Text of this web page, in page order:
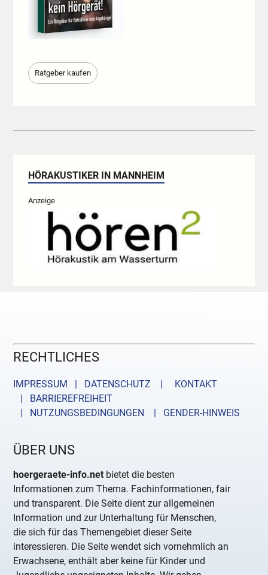
Ratgeber kaufen
HÖRAKUSTIKER IN MANNHEIM
Anzeige
RECHTLICHES
IMPRESSUM | DATENSCHUTZ |
KONTAKT
| BARRIEREFREIHEIT
| NUTZUNGSBEDINGUNGEN
| GENDER-HINWEIS
ÜBER UNS
hoergeraete-info.net bietet die besten
Informationen zum Thema. Fachinformationen, fair
und transparent. Die Seite dient zur allgemeinen
Information und zur Unterhaltung für Menschen,
die sich für das Themengebiet dieser Seite
interessieren. Die Seite wendet sich vornehmlich an
Erwachsene, enthält aber keine für Kinder und